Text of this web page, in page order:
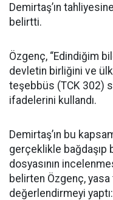
Demirtaş’ın
belirtti.
Özgenç, “Edindiğim
devletin birliğini ve
teşebbüs (TCK 302)
ifadelerini kullandı.
Demirtaş’ın bu
gerçeklikle bağdaşıp
dosyasının
belirten Özgenç,
değerlendirmeyi yaptı: